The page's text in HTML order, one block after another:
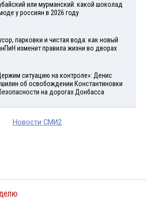
или мурманский: какой шоколад
у россиян в 2026 году
парковки и чистая вода: как новый
изменит правила жизни во дворах
ситуацию на контроле»: Денис
об освобождении Константиновки
на дорогах Донбасса
Новости СМИ2